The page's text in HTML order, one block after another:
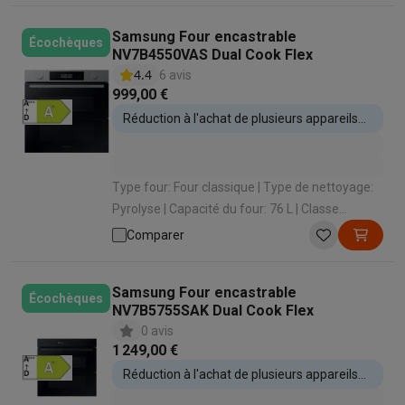
Écochèques
Samsung Four encastrable
NV7B4550VAS Dual Cook Flex
4.4 6 avis
999,00 €
Réduction à l'achat de plusieurs appareils
Type four: Four classique | Type de nettoyage:
Pyrolyse | Capacité du four: 76 L | Classe
énergétique: A+ | Type de cuisson: Convection
Comparer
Écochèques
Samsung Four encastrable
NV7B5755SAK Dual Cook Flex
0 avis
1 249,00 €
Réduction à l'achat de plusieurs appareils